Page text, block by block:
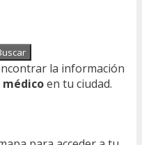
la información
en tu ciudad.